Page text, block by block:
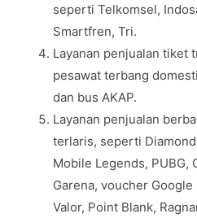
seperti Telkomsel,
Smartfren, Tri.
Layanan penjualan tiket
pesawat terbang
dan bus AKAP.
Layanan penjualan
terlaris, seperti
Mobile Legends, PUBG,
Garena, voucher
Valor, Point Blank,